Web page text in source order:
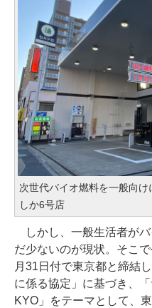
次世代バイオ燃料を一般向
しか6号店
しかし、一般生活者がバ
だ少ないのが現状。そこ
月31日付で東京都と締結
に係る協定」に基づき、
KYO」をテーマとして、